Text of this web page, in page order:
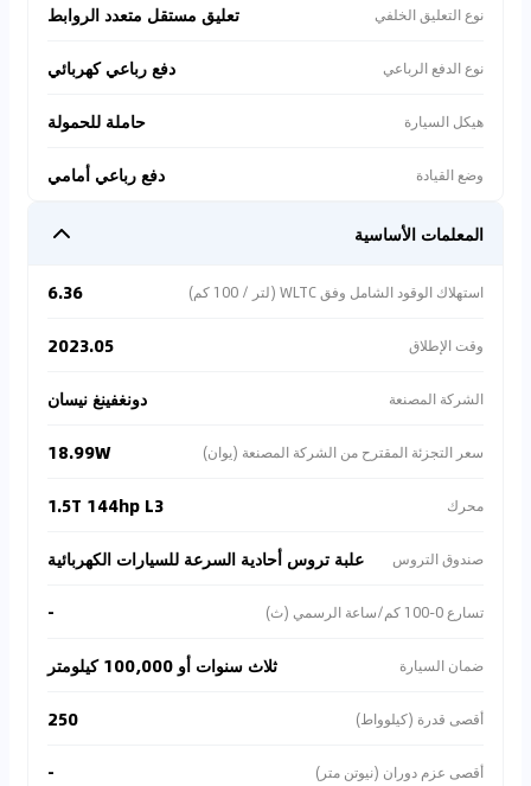
نوع التعليق الخلفي تعليق مستقل متعدد الروابط
نوع الدفع الرباعي دفع رباعي كهربائي
هيكل السيارة حاملة للحمولة
وضع القيادة دفع رباعي أمامي
المعلمات الأساسية
استهلاك الوقود الشامل وفق WLTC (لتر / 100 كم) 6.36
وقت الإطلاق 2023.05
الشركة المصنعة دونغفينغ نيسان
سعر التجزئة المقترح من الشركة المصنعة (يوان) 18.99W
محرك 1.5T 144hp L3
صندوق التروس علبة تروس أحادية السرعة للسيارات الكهربائية
تسارع 0-100 كم/ساعة الرسمي (ث) -
ضمان السيارة ثلاث سنوات أو 100,000 كيلومتر
أقصى قدرة (كيلوواط) 250
أقصى عزم دوران (نيوتن متر) -